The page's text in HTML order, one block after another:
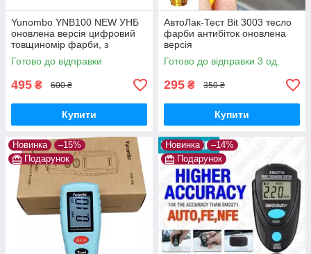
Yunombo YNB100 NEW УНБ
оновлена версія цифровий
товщиномір фарби, з
підсвічуванням, не вимагає
калібрування
Готово до відправки
495 ₴ 600 ₴
Купити
АвтоЛак-Тест Bit 3003 тесло
фарби антибіток оновлена
версія
Готово до відправки 3 од.
295 ₴ 350 ₴
Купити
Новинка
–15%
Подарунок
Новинка
–14%
Подарунок